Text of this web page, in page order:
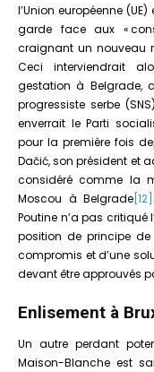
l’Union européenne (UE)
garde face aux «
craignant un nouveau
Ceci interviendrait
gestation à Belgrade,
progressiste serbe
enverrait le Parti
pour la première fois
Dačić, son président et
considéré comme la
Moscou à Belgrade [12]
Poutine n’a pas
position de principe de
compromis et d’une
devant être approuvés
Enlisement à
Un autre perdant
Maison-Blanche est